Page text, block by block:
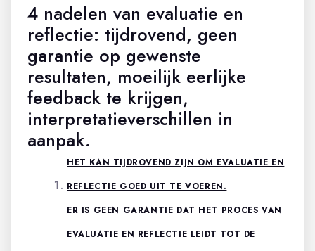
4 nadelen van evaluatie en
reflectie: tijdrovend, geen
garantie op gewenste
resultaten, moeilijk eerlijke
feedback te krijgen,
interpretatieverschillen in
aanpak.
HET KAN TIJDROVEND ZIJN OM EVALUATIE EN
REFLECTIE GOED UIT TE VOEREN.
ER IS GEEN GARANTIE DAT HET PROCES VAN
EVALUATIE EN REFLECTIE LEIDT TOT DE